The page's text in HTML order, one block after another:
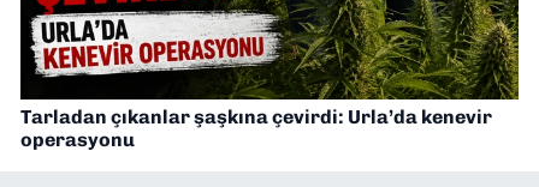
Tarladan çıkanlar şaşkına çevirdi: Urla’da kenevir
operasyonu